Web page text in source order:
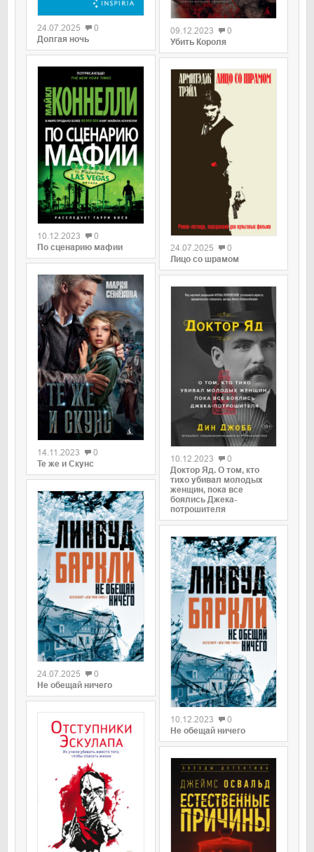
24.07.2025
0
Долгая ночь
0
10.12.2023
0
По сценарию мафии
14.11.2023
0
Те же и Скунс
0
24.07.2025
0
Не обещай ничего
0
09.12.2023
0
Убить Короля
24.07.2025
0
Лицо со шрамом
10.12.2023
0
Доктор Яд. О том, кто
тихо убивал молодых
женщин, пока все
боялись Джека-
потрошителя
0
10.12.2023
0
Не обещай ничего